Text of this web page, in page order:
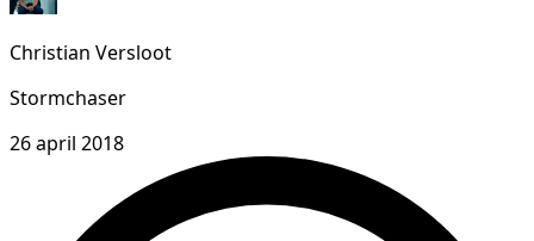
Christian Versloot
Stormchaser
26 april 2018